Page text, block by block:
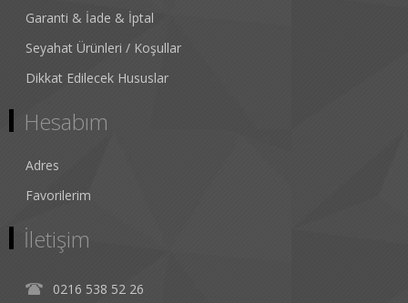
Garanti & İade & İptal
Seyahat Ürünleri / Koşullar
Dikkat Edilecek Hususlar
Hesabım
Adres
Favorilerim
İletişim
0216 538 52 26